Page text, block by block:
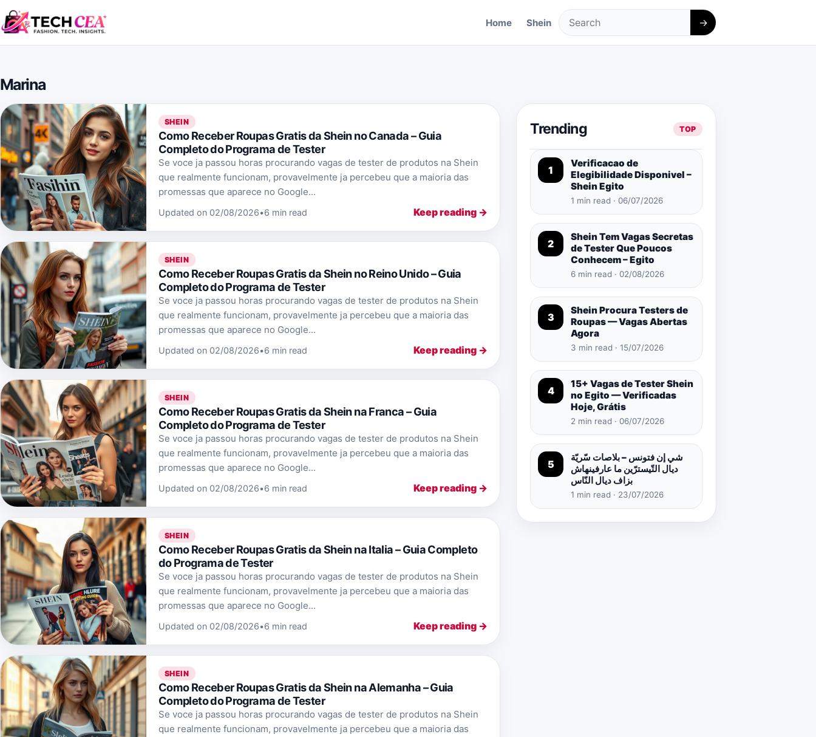
Skip to content
Home Shein
Search
→
Marina
SHEIN
Como Receber Roupas Gratis da Shein no Canada – Guia
Completo do Programa de Tester
Se voce ja passou horas procurando vagas de tester de produtos na Shein
que realmente funcionam, provavelmente ja percebeu que a maioria das
promessas que aparece no Google...
Updated on 02/08/2026•6 min read Keep reading →
SHEIN
Como Receber Roupas Gratis da Shein no Reino Unido – Guia
Completo do Programa de Tester
Se voce ja passou horas procurando vagas de tester de produtos na Shein
que realmente funcionam, provavelmente ja percebeu que a maioria das
promessas que aparece no Google...
Updated on 02/08/2026•6 min read Keep reading →
SHEIN
Como Receber Roupas Gratis da Shein na Franca – Guia
Completo do Programa de Tester
Se voce ja passou horas procurando vagas de tester de produtos na Shein
que realmente funcionam, provavelmente ja percebeu que a maioria das
promessas que aparece no Google...
Updated on 02/08/2026•6 min read Keep reading →
SHEIN
Como Receber Roupas Gratis da Shein na Italia – Guia Completo
do Programa de Tester
Se voce ja passou horas procurando vagas de tester de produtos na Shein
que realmente funcionam, provavelmente ja percebeu que a maioria das
promessas que aparece no Google...
Updated on 02/08/2026•6 min read Keep reading →
SHEIN
Como Receber Roupas Gratis da Shein na Alemanha – Guia
Completo do Programa de Tester
Se voce ja passou horas procurando vagas de tester de produtos na Shein
que realmente funcionam, provavelmente ja percebeu que a maioria das
Trending TOP
1
Verificacao de
Elegibilidade Disponivel –
Shein Egito
1 min read · 06/07/2026
2
Shein Tem Vagas Secretas
de Tester Que Poucos
Conhecem – Egito
6 min read · 02/08/2026
3
Shein Procura Testers de
Roupas — Vagas Abertas
Agora
3 min read · 15/07/2026
4
15+ Vagas de Tester Shein
no Egito — Verificadas
Hoje, Grátis
2 min read · 06/07/2026
5
شي إن فتونس – بلاصات سّريّة
ديال التّيسترّين ما عارفينهاش
بزاف ديال النّاس
1 min read · 23/07/2026